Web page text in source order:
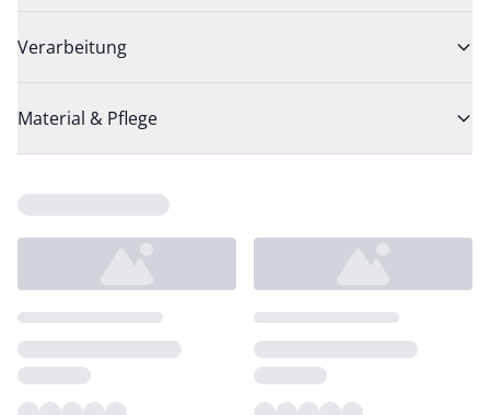
Verarbeitung
Material & Pflege